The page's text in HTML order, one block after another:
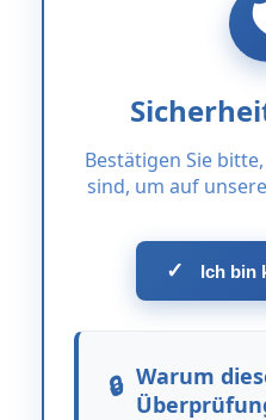
Bestätigen Sie
sind, um auf
✓ Ich bin
Warum